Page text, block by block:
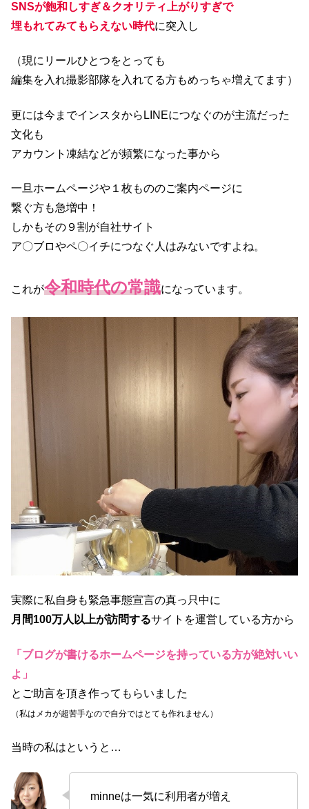
SNSが飽和しすぎ＆クオリティ上がりすぎで
埋もれてみてもらえない時代に突入し
（現にリールひとつをとっても
編集を入れ撮影部隊を入れてる方もめっちゃ増えてます）
更には今までインスタからLINEにつなぐのが主流だった
文化も
アカウント凍結などが頻繁になった事から
一旦ホームページや１枚もののご案内ページに
繋ぐ方も急増中！
しかもその９割が自社サイト
ア〇ブロやペ〇イチにつなぐ人はみないですよね。
これが令和時代の常識になっています。
実際に私自身も緊急事態宣言の真っ只中に
月間100万人以上が訪問するサイトを運営している方から
「ブログが書けるホームページを持っている方が絶対いい
よ」
とご助言を頂き作ってもらいました
（私はメカが超苦手なので自分ではとても作れません）
当時の私はというと…
minneは一気に利用者が増え